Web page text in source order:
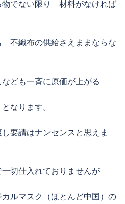
物でない限り 材料がなければ
不織布の供給さえままならな
ども一斉に原価が上がる
なります。
要請はナンセンスと思えま
切仕入れておりませんが
ルマスク（ほとんど中国）の